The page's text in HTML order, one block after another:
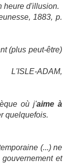
heure d'illusion.
1883, p.
(plus peut-être)
ADAM,
où j'aime à
quelquefois.
(...) ne
et